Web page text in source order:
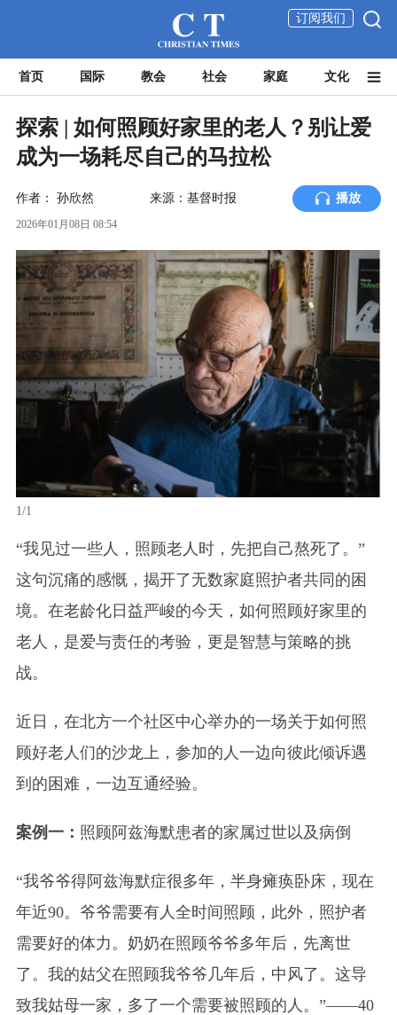
订阅我们
首页 国际 教会 社会 家庭 文化
探索 | 如何照顾好家里的老人？别让爱
成为一场耗尽自己的马拉松
作者： 孙欣然 来源：基督时报 播放
2026年01月08日 08:54
1/1
“我见过一些人，照顾老人时，先把自己熬死了。”
这句沉痛的感慨，揭开了无数家庭照护者共同的困
境。在老龄化日益严峻的今天，如何照顾好家里的
老人，是爱与责任的考验，更是智慧与策略的挑
战。
近日，在北方一个社区中心举办的一场关于如何照
顾好老人们的沙龙上，参加的人一边向彼此倾诉遇
到的困难，一边互通经验。
案例一： 照顾阿兹海默患者的家属过世以及病倒
“我爷爷得阿兹海默症很多年，半身瘫痪卧床，现在
年近90。爷爷需要有人全时间照顾，此外，照护者
需要好的体力。奶奶在照顾爷爷多年后，先离世
了。我的姑父在照顾我爷爷几年后，中风了。这导
致我姑母一家，多了一个需要被照顾的人。”——40